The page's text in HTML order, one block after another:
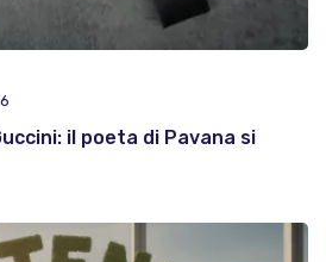
il poeta di Pavana si